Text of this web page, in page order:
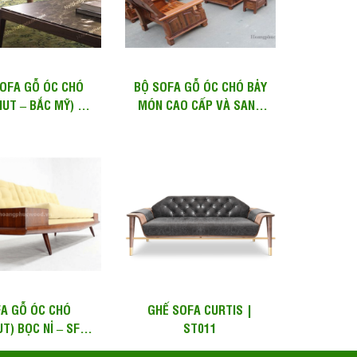
GỖ ÓC CHÓ
– BẮC MỸ) –
BỘ SOFA GỖ ÓC CHÓ BẢY
MÓN CAO CẤP VÀ SANG
GỖ ÓC CHÓ
BỌC NỈ – SFW
GHẾ SOFA CURTIS |
ST011